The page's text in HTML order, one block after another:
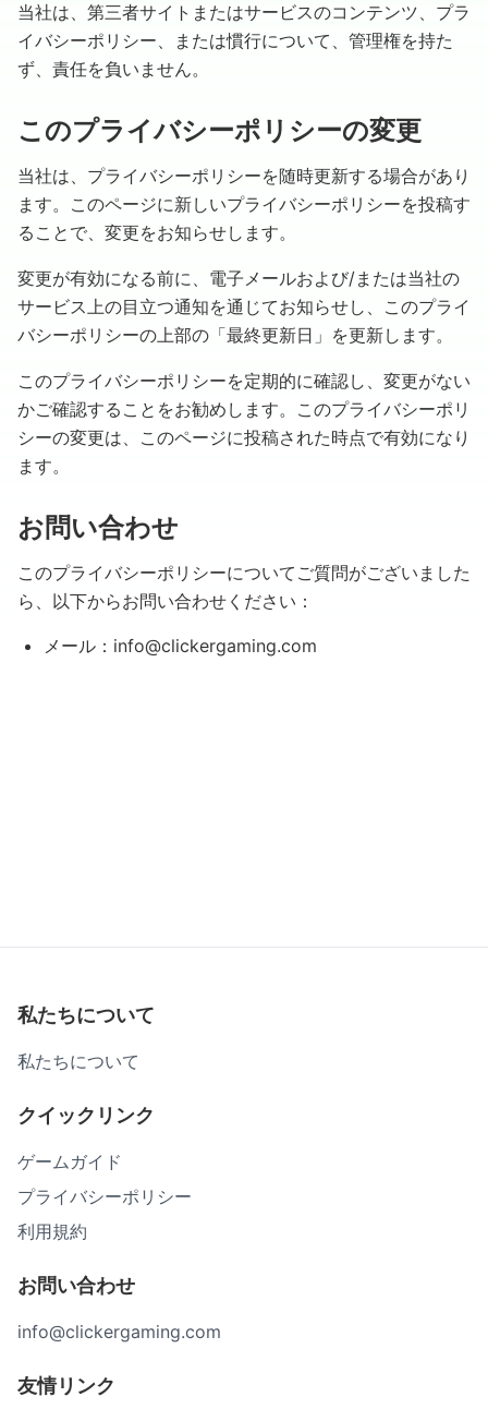
当社は、第三者サイトまたはサービスのコンテンツ、プラ
イバシーポリシー、または慣行について、管理権を持た
ず、責任を負いません。
このプライバシーポリシーの変更
当社は、プライバシーポリシーを随時更新する場合があり
ます。このページに新しいプライバシーポリシーを投稿す
ることで、変更をお知らせします。
変更が有効になる前に、電子メールおよび/または当社の
サービス上の目立つ通知を通じてお知らせし、このプライ
バシーポリシーの上部の「最終更新日」を更新します。
このプライバシーポリシーを定期的に確認し、変更がない
かご確認することをお勧めします。このプライバシーポリ
シーの変更は、このページに投稿された時点で有効になり
ます。
お問い合わせ
このプライバシーポリシーについてご質問がございました
ら、以下からお問い合わせください：
メール：info@clickergaming.com
私たちについて
私たちについて
クイックリンク
ゲームガイド
プライバシーポリシー
利用規約
お問い合わせ
info@clickergaming.com
友情リンク